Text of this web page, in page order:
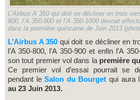
L’Airbus A 350 qui doit se décliner en trois
800, l’A 350-900 et l’A 350-1000 devrait
dans la première quinzaine de Juin 2013
L’Airbus A 350 qui doit se décliner en
l’A 350-800, l’A 350-900 et enfin l’A
son tout premier vol dans lapremière
Ce premier vol d’essai pourrait se
pendant leSalon du Bourget qui aura
au 23 Juin 2013.